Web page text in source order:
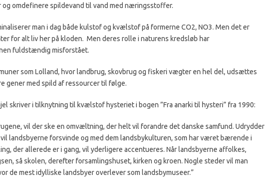
omdefinere spildevand til vand med næringsstoffer.
man i dag både kulstof og kvælstof på formerne CO2, NO3. Men det er
for alt liv her på kloden. Men deres rolle i naturens kredsløb har
fuldstændig misforstået.
som Lolland, hvor landbrug, skovbrug og fiskeri vægter en hel del, udsættes
gener med spild af ressourcer til følge.
skriver i tilknytning til kvælstof hysteriet i bogen ”Fra anarki til hysteri” fra 1990:
vil der ske en omvæltning, der helt vil forandre det danske samfund. Udrydder
landsbyerne forsvinde og med dem landsbykulturen, som har været bærende i
der allerede er i gang, vil yderligere accentueres. Når landsbyerne affolkes,
så skolen, derefter forsamlingshuset, kirken og kroen. Nogle steder vil man
de mest idylliske landsbyer overlever som landsbymuseer.”